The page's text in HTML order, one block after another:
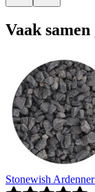
Vaak
Stonewish